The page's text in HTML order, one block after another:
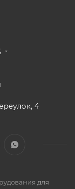
4
для